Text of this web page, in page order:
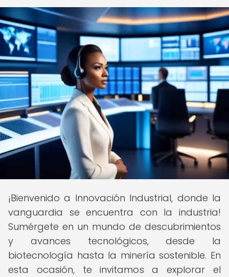
¡Bienvenido a Innovación Industrial, donde la
vanguardia se encuentra con la industria!
Sumérgete en un mundo de descubrimientos
y avances tecnológicos, desde la
biotecnología hasta la minería sostenible. En
esta ocasión, te invitamos a explorar el